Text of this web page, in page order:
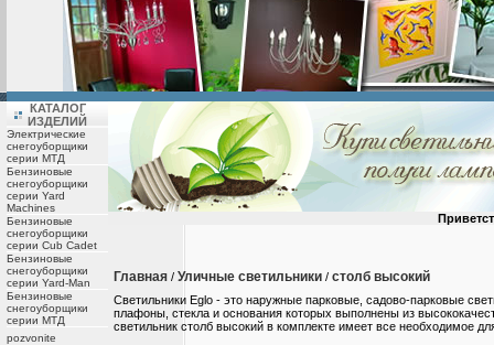
КАТАЛОГ
ИЗДЕЛИЙ
Электрические
снегоуборщики
серии МТД
Бензиновые
снегоуборщики
серии Yard
Machines
Бензиновые
снегоуборщики
серии Cub Cadet
Бензиновые
снегоуборщики
серии Yard-Man
Бензиновые
снегоуборщики
серии МТД
pozvonite
Главная / Уличные светильники / столб высокий
Светильники Eglo - это наружные парковые, садово-парковые
плафоны, стекла и основания которых выполнены из
светильник столб высокий в комплекте имеет все необходимое